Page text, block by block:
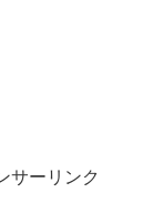
サーリンク